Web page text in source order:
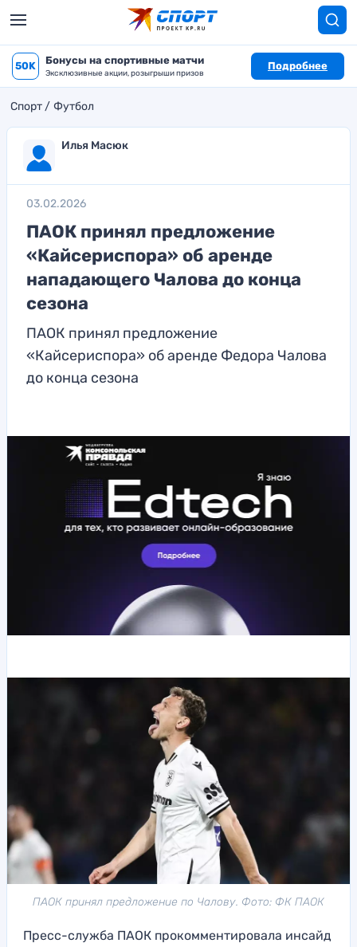
50K Бонусы на спортивные матчи
Эксклюзивные акции, розыгрыши призов
Подробнее
Спорт Футбол
Илья Масюк
03.02.2026
ПАОК принял предложение
«Кайсериспора» об аренде
нападающего Чалова до конца
сезона
ПАОК принял предложение
«Кайсериспора» об аренде Федора Чалова
до конца сезона
ПАОК принял предложение по Чалову. Фото: ФК ПАОК
Пресс-служба ПАОК прокомментировала инсайд